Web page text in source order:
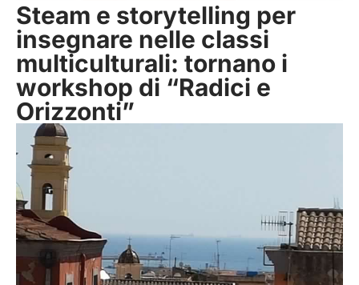
Steam e storytelling per
insegnare nelle classi
multiculturali: tornano i
workshop di “Radici e
Orizzonti”